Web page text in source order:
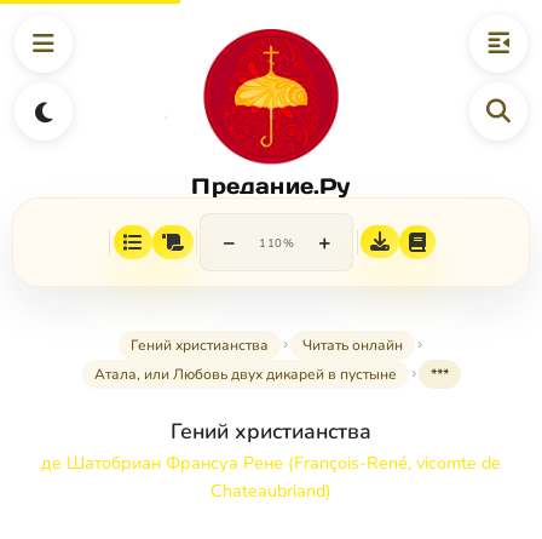
Предание.Ру
− 110% +
Гений христианства
Читать онлайн
Атала, или Любовь двух дикарей в пустыне
***
Гений христианства
де Шатобриан Франсуа Рене (François-René, vicomte de
Chateaubriand)